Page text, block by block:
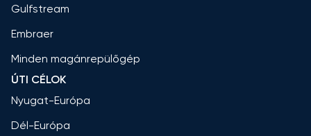
Gulfstream
Embraer
Minden magánrepülőgép
ÚTI CÉLOK
Nyugat-Európa
Dél-Európa